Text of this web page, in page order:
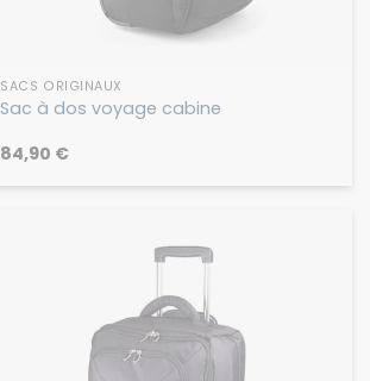
SACS ORIGINAUX
Sac à dos voyage cabine
84,90 €